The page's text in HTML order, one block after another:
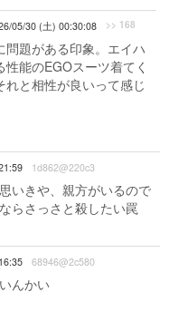
05/30 (土) 00:30:08 >> 168
問題がある印象。エイハ
能のEGOスーツ着てく
と相性が良いって感じ
1d862@220c3
いきや、親方がいるので
らさっさと殺したい罠
68946@2c580
んかい